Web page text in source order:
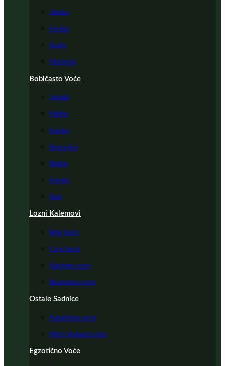
Jabuka
Kruška
Dunja
Mušmula
Bobičasto Voće
Jagode
Maline
Kupine
Borovnice
Ribizle
Aronija
Dud
Lozni Kalemovi
Bele Sorte
Crne Sorte
Hibridne sorte
Besemene sorte
Ostale Sadnice
Autohtone sorte
Mini i Stubasto voće
Egzotično Voće